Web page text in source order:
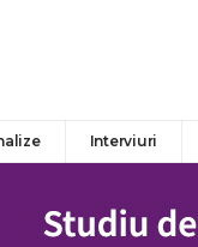
Interviuri